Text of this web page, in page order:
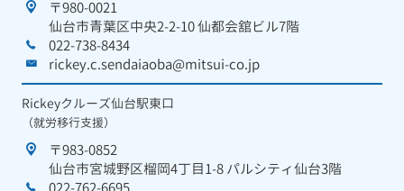
〒980-0021
仙台市青葉区中央2-2-10 仙都会舘ビル7階
022-738-8434
rickey.c.sendaiaoba@mitsui-co.jp
Rickeyクルーズ仙台駅東口
（就労移行支援）
〒983-0852
仙台市宮城野区榴岡4丁目1-8 パルシティ仙台3階